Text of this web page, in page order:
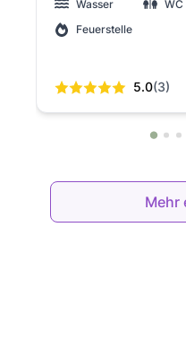
Wasser
WC
Feuerstelle
5.0(3)
Mehr